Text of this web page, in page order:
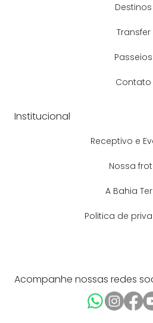
Acompanhe nossas redes
Institucional
Receptivo e
Nossa
A Bahia
Politica de
Destinos
Transfer
Passeios
Contato